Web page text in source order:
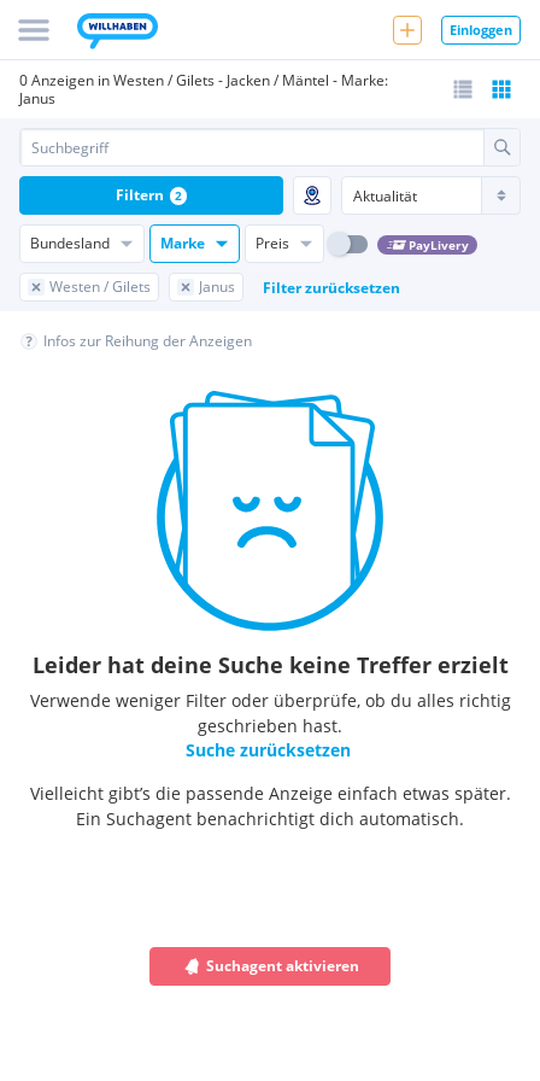
Einloggen
0 Anzeigen in Westen / Gilets - Jacken / Mäntel - Marke:
Janus
Bundesland Marke Preis PayLivery
Westen / Gilets Janus Filter zurücksetzen
Filtern 2
Infos zur Reihung der Anzeigen
Leider hat deine Suche keine Treffer erzielt
Verwende weniger Filter oder überprüfe, ob du alles richtig
geschrieben hast.
Suche zurücksetzen
Vielleicht gibt’s die passende Anzeige einfach etwas später.
Ein Suchagent benachrichtigt dich automatisch.
Suchagent aktivieren